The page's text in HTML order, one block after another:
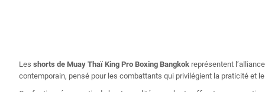
Les shorts de Muay Thaï King Pro Boxing Bangkok représentent
contemporain, pensé pour les combattants qui privilégient la praticité et